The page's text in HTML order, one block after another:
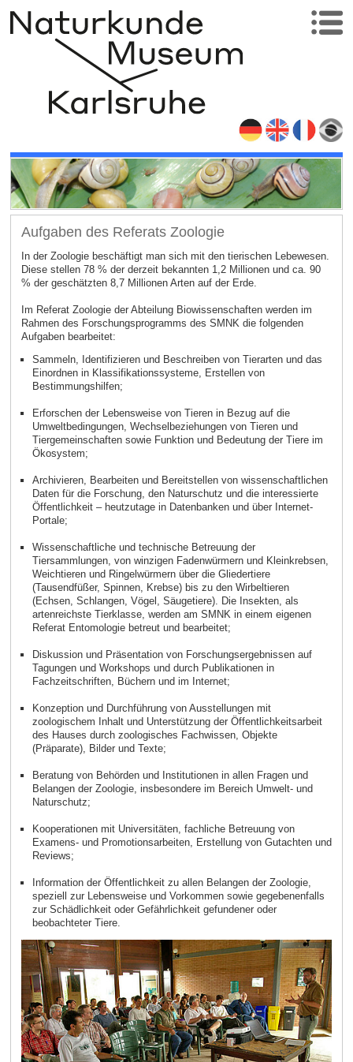
Aufgaben des Referats Zoologie
In der Zoologie beschäftigt man sich mit den tierischen Lebewesen.
Diese stellen 78 % der derzeit bekannten 1,2 Millionen und ca. 90
% der geschätzten 8,7 Millionen Arten auf der Erde.
Im Referat Zoologie der Abteilung Biowissenschaften werden im
Rahmen des Forschungsprogramms des SMNK die folgenden
Aufgaben bearbeitet:
Sammeln, Identifizieren und Beschreiben von Tierarten und das
Einordnen in Klassifikationssysteme, Erstellen von
Bestimmungshilfen;
Erforschen der Lebensweise von Tieren in Bezug auf die
Umweltbedingungen, Wechselbeziehungen von Tieren und
Tiergemeinschaften sowie Funktion und Bedeutung der Tiere im
Ökosystem;
Archivieren, Bearbeiten und Bereitstellen von wissenschaftlichen
Daten für die Forschung, den Naturschutz und die interessierte
Öffentlichkeit – heutzutage in Datenbanken und über Internet-
Portale;
Wissenschaftliche und technische Betreuung der
Tiersammlungen, von winzigen Fadenwürmern und Kleinkrebsen,
Weichtieren und Ringelwürmern über die Gliedertiere
(Tausendfüßer, Spinnen, Krebse) bis zu den Wirbeltieren
(Echsen, Schlangen, Vögel, Säugetiere). Die Insekten, als
artenreichste Tierklasse, werden am SMNK in einem eigenen
Referat Entomologie betreut und bearbeitet;
Diskussion und Präsentation von Forschungsergebnissen auf
Tagungen und Workshops und durch Publikationen in
Fachzeitschriften, Büchern und im Internet;
Konzeption und Durchführung von Ausstellungen mit
zoologischem Inhalt und Unterstützung der Öffentlichkeitsarbeit
des Hauses durch zoologisches Fachwissen, Objekte
(Präparate), Bilder und Texte;
Beratung von Behörden und Institutionen in allen Fragen und
Belangen der Zoologie, insbesondere im Bereich Umwelt- und
Naturschutz;
Kooperationen mit Universitäten, fachliche Betreuung von
Examens- und Promotionsarbeiten, Erstellung von Gutachten und
Reviews;
Information der Öffentlichkeit zu allen Belangen der Zoologie,
speziell zur Lebensweise und Vorkommen sowie gegebenenfalls
zur Schädlichkeit oder Gefährlichkeit gefundener oder
beobachteter Tiere.